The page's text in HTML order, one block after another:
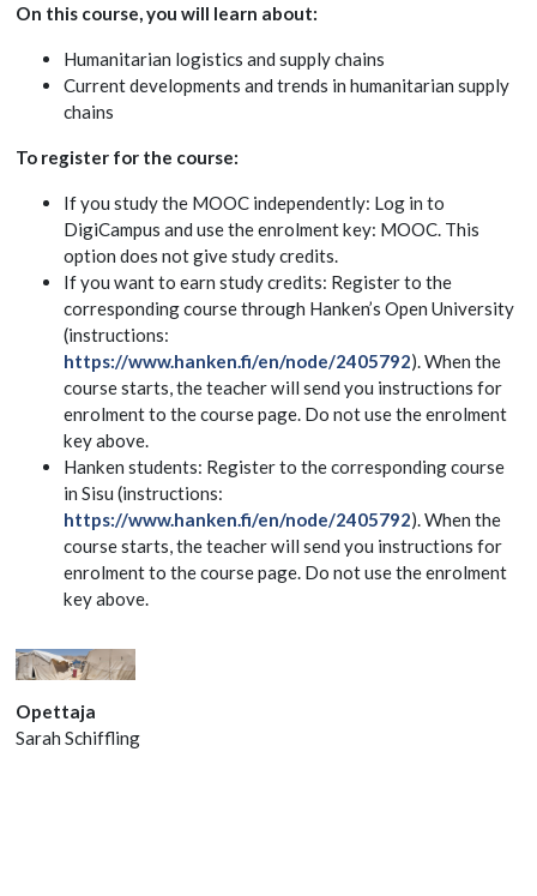
On this course, you will learn about:
Humanitarian logistics and supply chains
Current developments and trends in humanitarian supply
chains
To register for the course:
If you study the MOOC independently: Log in to
DigiCampus and use the enrolment key: MOOC. This
option does not give study credits.
If you want to earn study credits: Register to the
corresponding course through Hanken’s Open University
(instructions:
https://www.hanken.fi/en/node/2405792). When the
course starts, the teacher will send you instructions for
enrolment to the course page. Do not use the enrolment
key above.
Hanken students: Register to the corresponding course
in Sisu (instructions:
https://www.hanken.fi/en/node/2405792). When the
course starts, the teacher will send you instructions for
enrolment to the course page. Do not use the enrolment
key above.
Opettaja
Sarah Schiffling